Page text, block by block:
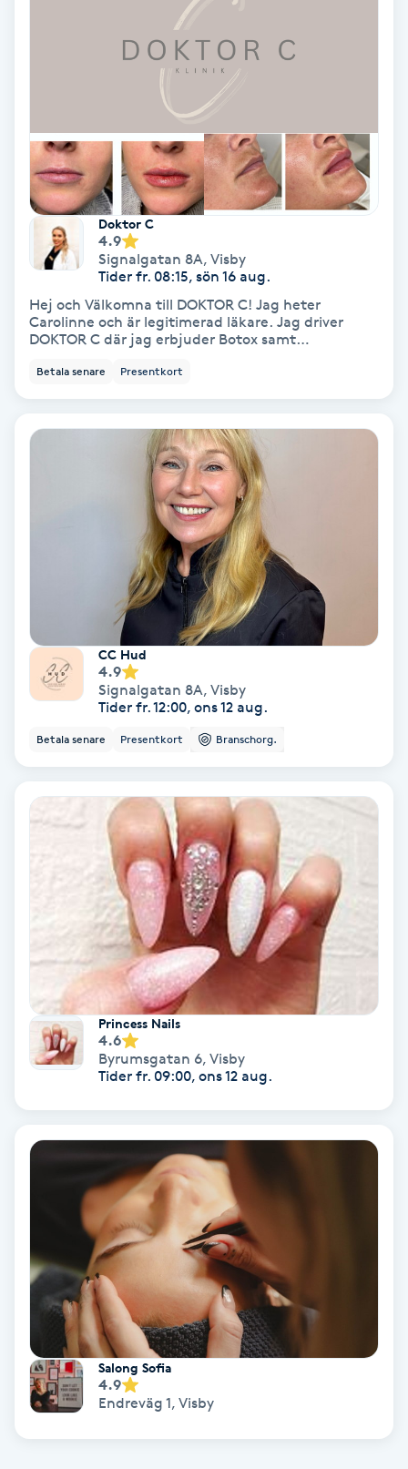
Eyeliner-tatuering
Faceliftmassage
Fet hårbotten
Fettreducering
Fibromassage
Fotmassage
Fransborttagning
Fransfärgning
Fransförlängning
Fransförlängning Volym
Fransk manikyr
Fransrengöring
Frekvensterapi
Friskvård
Frisör
Funktionsanalys
Föning
Gel naglar
Doktor C
4.9
Signalgatan 8A, Visby
Tider fr. 08:15, sön 16 aug.
Hej och Välkomna till DOKTOR C! Jag heter
Carolinne och är legitimerad läkare. Jag driver
DOKTOR C där jag erbjuder Botox samt
inom estetiska injektionsbehandlingar hos
som påbyggnadskurser hos Doctor_K i Stockholm.
Därtill har jag även gått kurser hos Dr. Tim Pearce.
Mitt mål är att mina kunder alltid ska känna sig
trygga med en säker behandling och fina naturliga
resultat. Självklart innehar jag patientförsäkring
och är registrerad hos IVO(Inspektionen för vård
Betala senare Presentkort
CC Hud
4.9
Signalgatan 8A, Visby
Tider fr. 12:00, ons 12 aug.
Betala senare Presentkort Branschorg.
Princess Nails
4.6
Byrumsgatan 6, Visby
Tider fr. 09:00, ons 12 aug.
Salong Sofia
4.9
Endreväg 1, Visby